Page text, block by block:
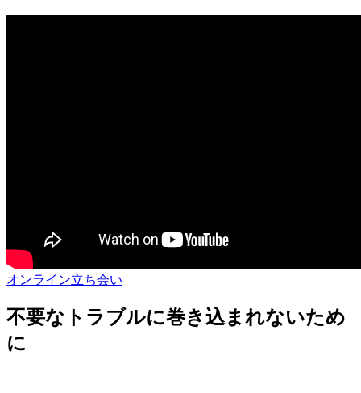
オンライン立ち会い
不要なトラブルに巻き込まれないため
に